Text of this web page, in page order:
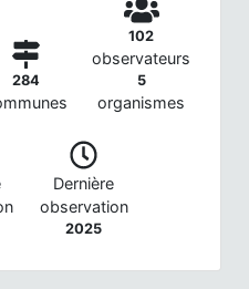
284
102
observateurs
5
organismes
Dernière
observation
2025